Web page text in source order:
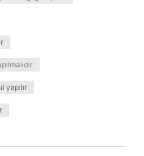
yapılır